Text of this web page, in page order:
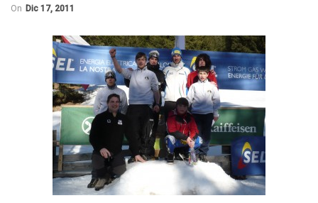
On Dic 17, 2011